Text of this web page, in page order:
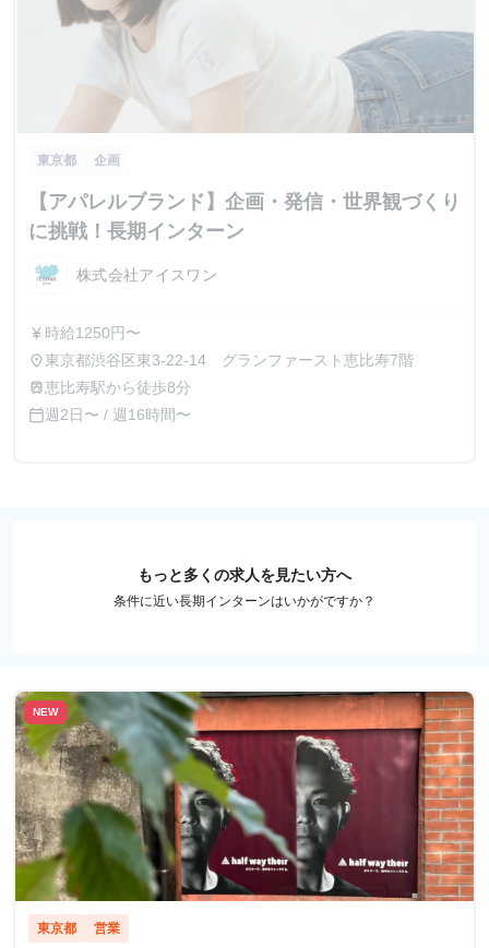
東京都 企画
【アパレルブランド】企画・発信・世界観づくり
に挑戦！長期インターン
株式会社アイスワン
currency_yen 時給1250円〜
place東京都渋谷区東3-22-14 グランファースト恵比寿7階
train恵比寿駅から徒歩8分
calendar_today週2日〜 / 週16時間〜
もっと多くの求人を見たい方へ
条件に近い長期インターンはいかがですか？
NEW
東京都 営業